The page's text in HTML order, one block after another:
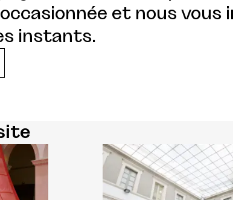
et nous vous
instants.